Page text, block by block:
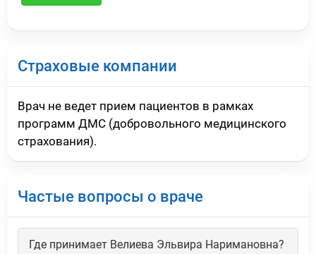
Страховые компании
Врач не ведет прием пациентов в рамках
программ ДМС (добровольного медицинского
страхования).
Частые вопросы о враче
Где принимает Велиева Эльвира Наримановна?